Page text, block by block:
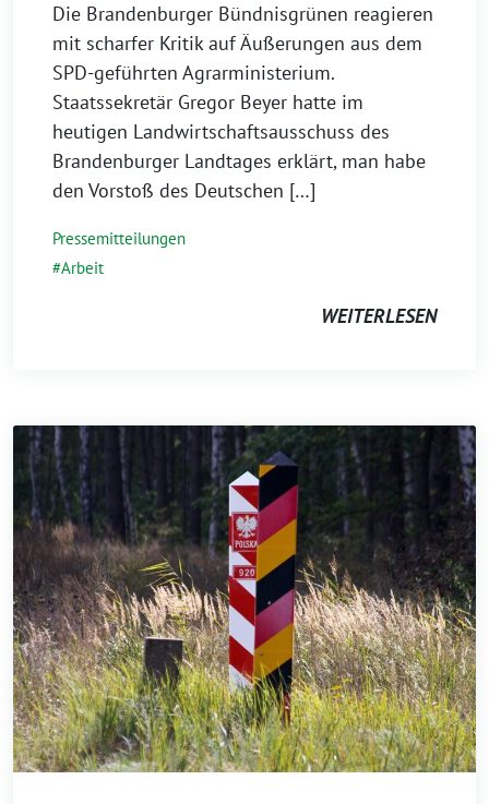
Die Brandenburger Bündnisgrünen reagieren
mit scharfer Kritik auf Äußerungen aus dem
SPD-geführten Agrarministerium.
Staatssekretär Gregor Beyer hatte im
heutigen Landwirtschaftsausschuss des
Brandenburger Landtages erklärt, man habe
den Vorstoß des Deutschen […]
Pressemitteilungen
Arbeit
WEITERLESEN